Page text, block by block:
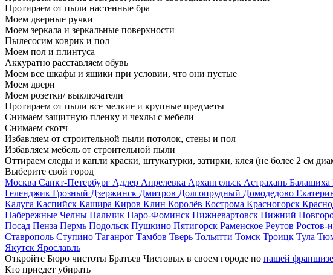
Протираем от пыли настенные бра
Моем дверные ручки
Моем зеркала и зеркальные поверхности
Пылесосим коврик и пол
Моем пол и плинтуса
Аккуратно расставляем обувь
Моем все шкафы и ящики при условии, что они пустые
Моем двери
Моем розетки/ выключатели
Протираем от пыли все мелкие и крупные предметы
Снимаем защитную пленку и чехлы с мебели
Снимаем скотч
Избавляем от строительной пыли потолок, стены и пол
Избавляем мебель от строительной пыли
Оттираем следы и капли краски, штукатурки, затирки, клея (не более 2 см
Выберите свой город
Москва Санкт-Петербург Адлер Апрелевка Архангельск Астрахань Балашиха
Геленджик Грозный Дзержинск Дмитров Долгопрудный Домодедово
Калуга Каспийск Кашира Киров Клин Королёв Кострома Красногорск
Набережные Челны Нальчик Наро-Фоминск Нижневартовск Нижний
Посад Пенза Пермь Подольск Пушкино Пятигорск Раменское Реутов Ростов-
Ставрополь Ступино Таганрог Тамбов Тверь Тольятти Томск Троицк Тула
Якутск Ярославль
Откройте Бюро чистоты Братьев Чистовых в своем городе по нашей франшизе
Кто приедет убирать